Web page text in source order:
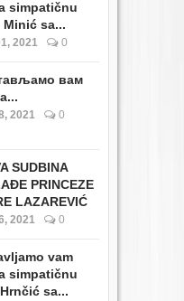
simpatičnu
sa...
2021 0
вам
2021 0
SUDBINA
PRINCEZE
LAZAREVIĆ
2021 0
vam
simpatičnu
sa...